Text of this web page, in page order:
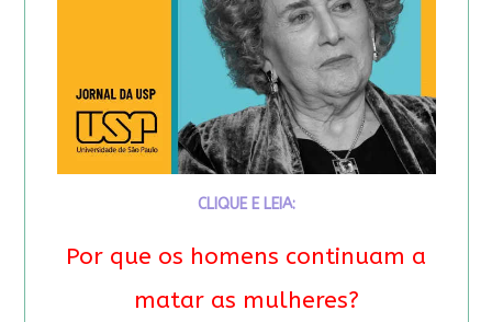
CLIQUE E LEIA:
Por que os homens continuam a
matar as mulheres?